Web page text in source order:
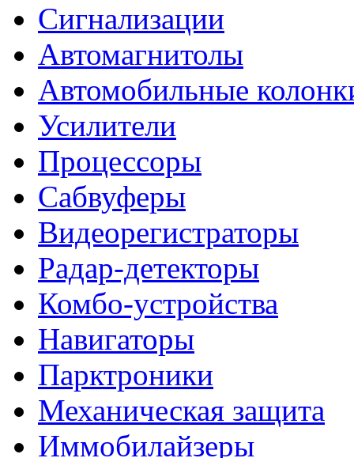
Сигнализации
Автомагнитолы
Автомобильные
Усилители
Процессоры
Сабвуферы
Видеорегистраторы
Радар-детекторы
Комбо-устройства
Навигаторы
Парктроники
Механическая защита
Иммобилайзеры